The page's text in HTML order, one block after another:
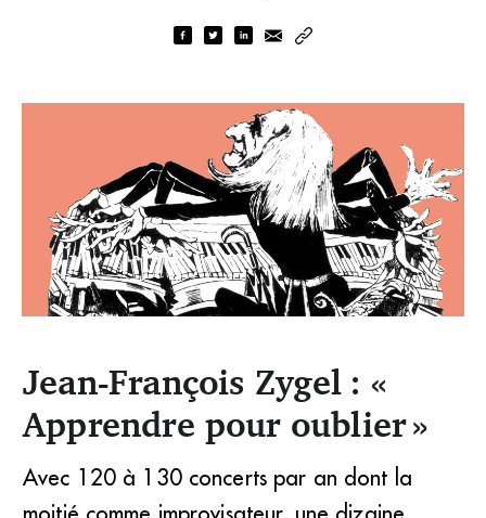
Car par l’improvisation que Mozart, Bach, Beethoven et
Liszt se sont fait connaître du public. (DR)
Jean-François Zygel : «
Apprendre pour oublier »
Avec 120 à 130 concerts par an dont la